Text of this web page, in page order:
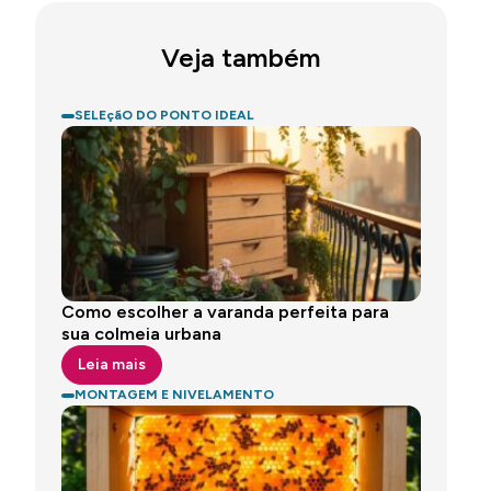
Veja também
SELEçãO DO PONTO IDEAL
Como escolher a varanda perfeita para
sua colmeia urbana
Leia mais
MONTAGEM E NIVELAMENTO